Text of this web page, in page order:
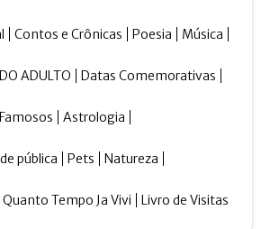
Contos e Crônicas Poesia Música
ADULTO Datas Comemorativas
Astrologia
pública Pets Natureza
Quanto Tempo Ja Vivi Livro de Visitas